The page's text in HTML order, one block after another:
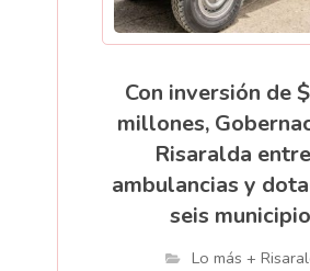
Con inversión de
millones,
Risaralda
ambulancias y
seis
Lo más +